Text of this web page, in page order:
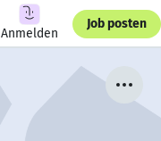
Anmelden
Job posten